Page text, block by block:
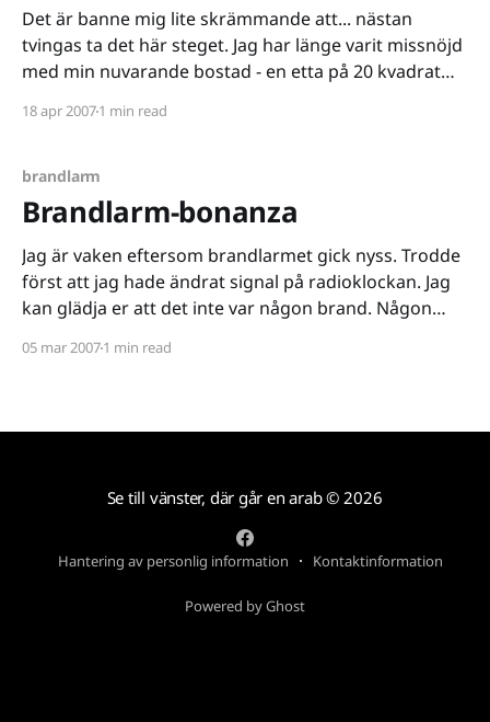
Det är banne mig lite skrämmande att... nästan
tvingas ta det här steget. Jag har länge varit missnöjd
med min nuvarande bostad - en etta på 20 kvadrat
skumraskaffärer är inte lockande. Jag har samtidigt
18 apr 20071 min read
brandlarm
Brandlarm-bonanza
Jag är vaken eftersom brandlarmet gick nyss. Trodde
först att jag hade ändrat signal på radioklockan. Jag
kan glädja er att det inte var någon brand. Någon
halvfyra på morgonen och råkat somna. Det som förr
05 mar 20071 min read
Se till vänster, där går en arab© 2026
Hantering av personlig information Kontaktinformation
Powered by Ghost